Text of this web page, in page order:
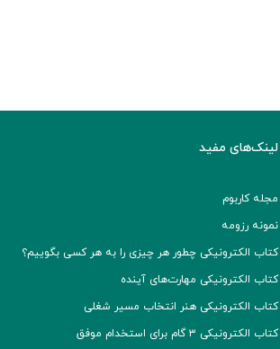
لینک‌های مفید
مجله کاربوم
نمونه رزومه
کتاب الکترونیکی چطور هر چیزی را به هر کسی بگوییم؟
کتاب الکترونیکی مهارت‌های آینده
کتاب الکترونیکی هنر انتخاب مسیر شغلی
کتاب الکترونیکی ۳ گام برای استخدام موفق